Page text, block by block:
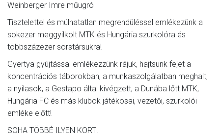
Weinberger Imre műugró
Tisztelettel és múlhatatlan megrendüléssel emlékezünk a
sokezer meggyilkolt MTK és Hungária szurkolóra és
többszázezer sorstársukra!
Gyertya gyújtással emlékezzünk rájuk, hajtsunk fejet a
koncentrációs táborokban, a munkaszolgálatban meghalt,
a nyilasok, a Gestapo által kivégzett, a Dunába lőtt MTK,
Hungária FC és más klubok játékosai, vezetői, szurkolói
emléke előtt!
SOHA TÖBBÉ ILYEN KORT!